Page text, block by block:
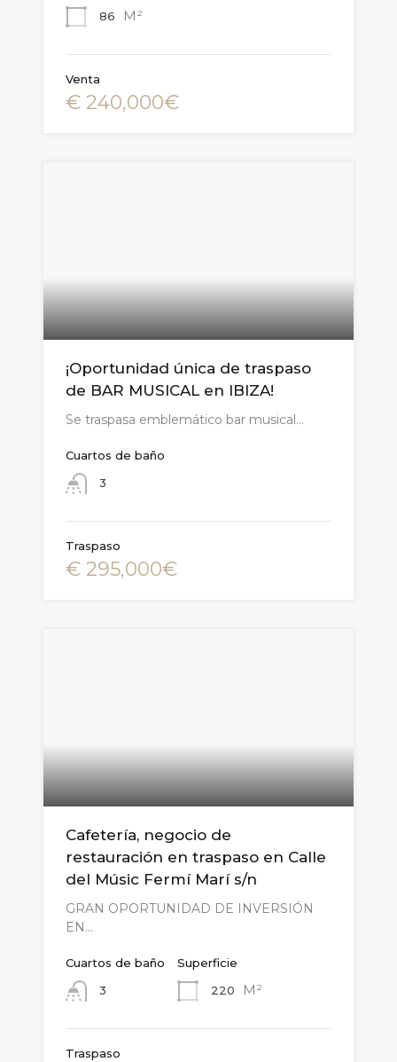
86 M²
Venta
€ 240,000€
¡Oportunidad única de traspaso
de BAR MUSICAL en IBIZA!
Se traspasa emblemático bar musical…
Cuartos de baño
3
Traspaso
€ 295,000€
Cafetería, negocio de
restauración en traspaso en Calle
del Músic Fermí Marí s/n
GRAN OPORTUNIDAD DE INVERSIÓN
EN…
Cuartos de baño
3
Superficie
220
M²
Traspaso